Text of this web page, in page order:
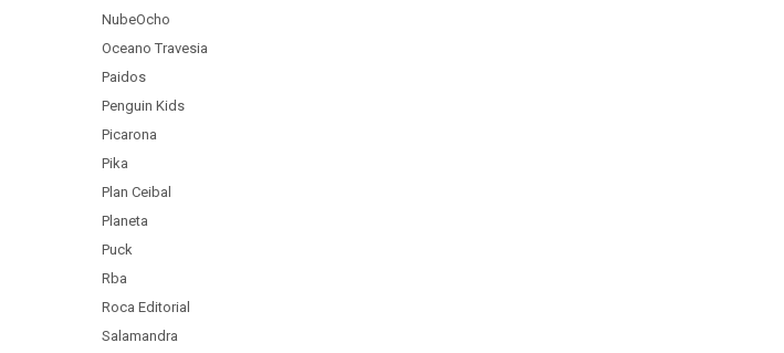
NubeOcho
Oceano Travesia
Paidos
Penguin Kids
Picarona
Pika
Plan Ceibal
Planeta
Puck
Rba
Roca Editorial
Salamandra